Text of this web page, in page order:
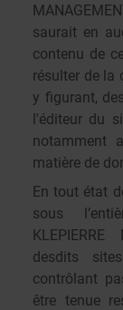
saurait en
contenu de
résulter de la
y figurant,
l'éditeur du
notamment
matière de
En tout état
sous
desdits
contrôlant
être tenue